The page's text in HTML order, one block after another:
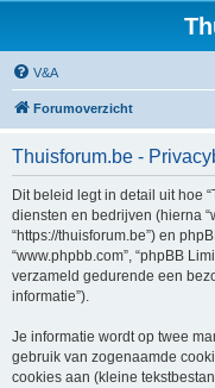
V&A
Forumoverzicht
Thuisforum.be -
Dit beleid legt in detail uit hoe
diensten en bedrijven (hierna
“https://thuisforum.be”) en
“www.phpbb.com”, “phpBB
verzameld gedurende een
informatie”).
Je informatie wordt op twee
gebruik van zogenaamde
cookies aan (kleine